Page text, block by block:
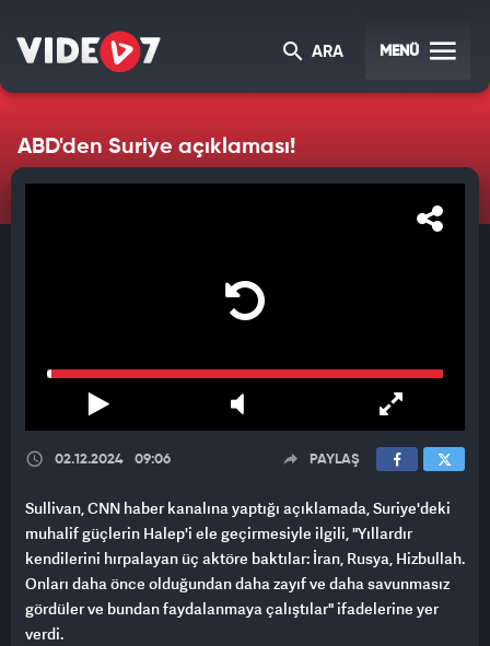
ARA MENÜ
ABD'den Suriye açıklaması!
02.12.2024 09:06 PAYLAŞ
Sullivan, CNN haber kanalına yaptığı açıklamada, Suriye'deki
muhalif güçlerin Halep'i ele geçirmesiyle ilgili, "Yıllardır
kendilerini hırpalayan üç aktöre baktılar: İran, Rusya, Hizbullah.
Onları daha önce olduğundan daha zayıf ve daha savunmasız
gördüler ve bundan faydalanmaya çalıştılar" ifadelerine yer
verdi.